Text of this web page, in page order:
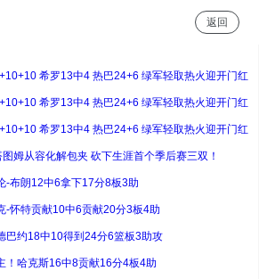
返回
希罗13中4 热巴24+6 绿军轻取热火迎开门红
希罗13中4 热巴24+6 绿军轻取热火迎开门红
希罗13中4 热巴24+6 绿军轻取热火迎开门红
姆从容化解包夹 砍下生涯首个季后赛三双！
-布朗12中6拿下17分8板3助
-怀特贡献10中6贡献20分3板4助
巴约18中10得到24分6篮板3助攻
！哈克斯16中8贡献16分4板4助